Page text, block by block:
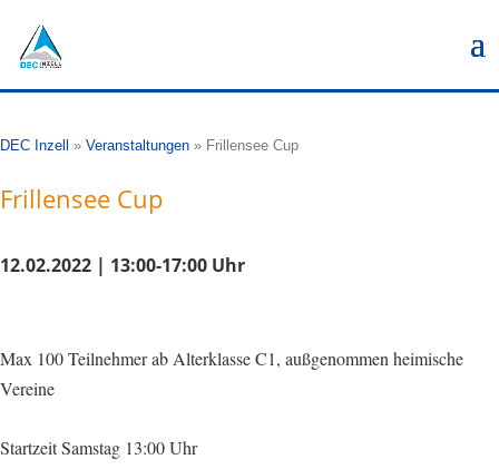
DEC Inzell » Veranstaltungen » Frillensee Cup
Frillensee Cup
12.02.2022 | 13:00-17:00 Uhr
Max 100 Teilnehmer ab Alterklasse C1, außgenommen heimische
Vereine
Startzeit Samstag 13:00 Uhr